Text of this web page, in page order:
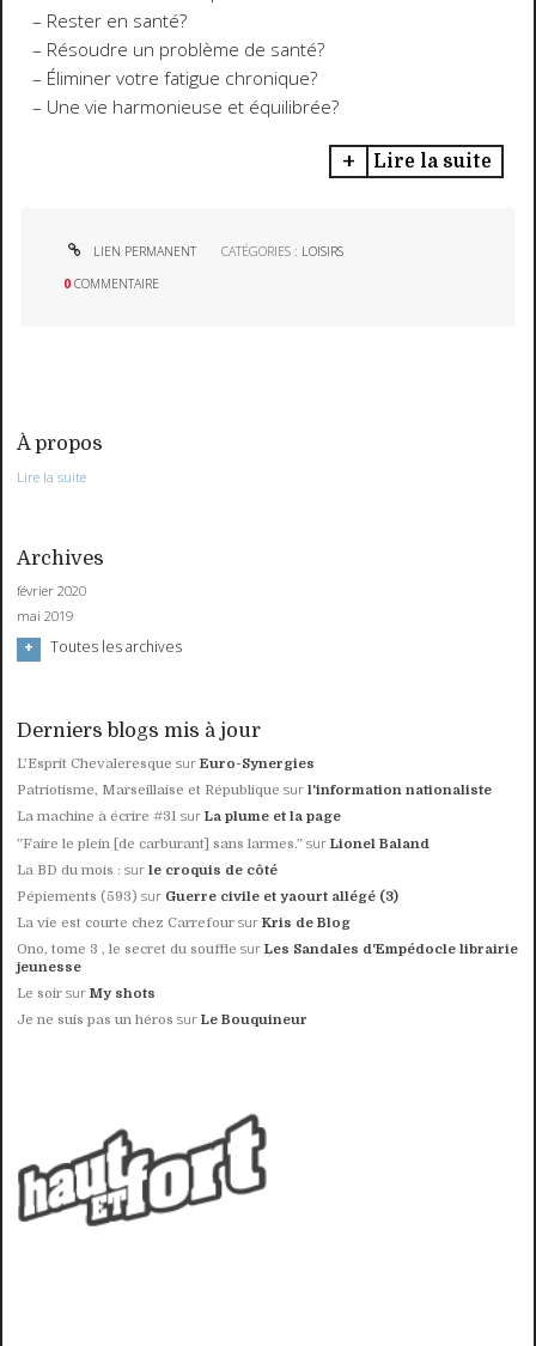
– Rester en santé?
– Résoudre un problème de santé?
– Éliminer votre fatigue chronique?
– Une vie harmonieuse et équilibrée?
Lire la suite
LIEN PERMANENT CATÉGORIES : LOISIRS
0 COMMENTAIRE
À propos
Lire la suite
Archives
février 2020
mai 2019
Toutes les archives
Derniers blogs mis à jour
L’Esprit Chevaleresque surEuro-Synergies
Patriotisme, Marseillaise et République surl'information nationaliste
La machine à écrire #31 surLa plume et la page
”Faire le plein [de carburant] sans larmes.” surLionel Baland
La BD du mois : surle croquis de côté
Pépiements (593) sur Guerre civile et yaourt allégé (3)
La vie est courte chez Carrefour surKris de Blog
Ono, tome 3 , le secret du souffle surLes Sandales d'Empédocle librairie
jeunesse
Le soir surMy shots
Je ne suis pas un héros surLe Bouquineur